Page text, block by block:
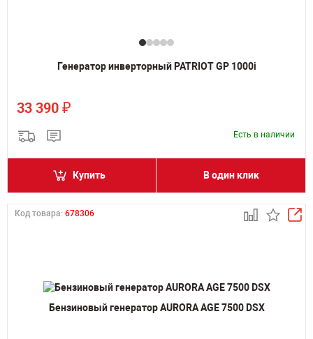
Генератор инверторный PATRIOT GP 1000i
33 390 ₽
Есть в наличии
Купить В один клик
Код товара: 678306
Бензиновый генератор AURORA AGE 7500 DSX